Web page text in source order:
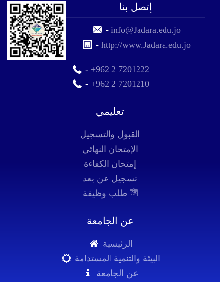
إتصل بنا
-info@Jadara.edu.jo
-http://www.Jadara.edu.jo
- +962 2 7201222
- +962 2 7201210
تعليمي
القبول والتسجيل
الإمتحان النهائي
إمتحان الكفاءة
تسجيل عن بعد
عن الجامعة
الرئيسية
البيئة والتنمية المستدامة
عن الجامعة